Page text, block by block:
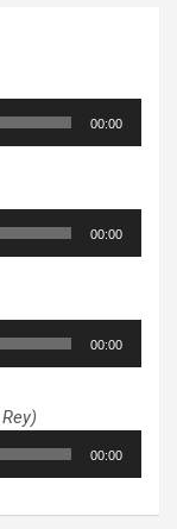
00:00
00:00
00:00
00:00